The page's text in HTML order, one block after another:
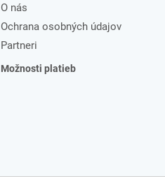
O nás
Ochrana osobných údajov
Partneri
Možnosti platieb